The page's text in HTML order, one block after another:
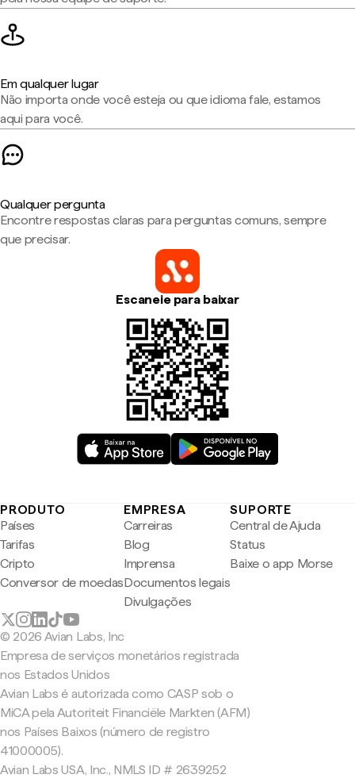
Em qualquer lugar
Não importa onde você esteja ou que idioma fale, estamos
aqui para você.
Qualquer pergunta
Encontre respostas claras para perguntas comuns, sempre
que precisar.
Escaneie para baixar
PRODUTO
Países
Tarifas
Cripto
Conversor de moedas
EMPRESA
Carreiras
Blog
Imprensa
Documentos legais
Divulgações
SUPORTE
Central de Ajuda
Status
Baixe o app Morse
© 2026 Avian Labs, Inc
Empresa de serviços monetários registrada
nos Estados Unidos
Avian Labs é autorizada como CASP sob o
MiCA pela Autoriteit Financiële Markten (AFM)
nos Países Baixos (número de registro
41000005).
Avian Labs USA, Inc., NMLS ID # 2639252